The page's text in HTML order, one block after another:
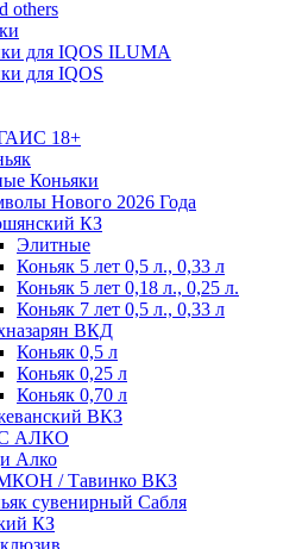
others
для IQOS ILUMA
для IQOS
18+
Коньяки
Нового 2026 Года
КЗ
Элитные
Коньяк 5 лет 0,5 л., 0,33 л
Коньяк 5 лет 0,18 л., 0,25 л.
Коньяк 7 лет 0,5 л., 0,33 л
ВКД
Коньяк 0,5 л
Коньяк 0,25 л
Коньяк 0,70 л
ВКЗ
АЛКО
Алко
/ Тавинко ВКЗ
сувенирный Сабля
КЗ